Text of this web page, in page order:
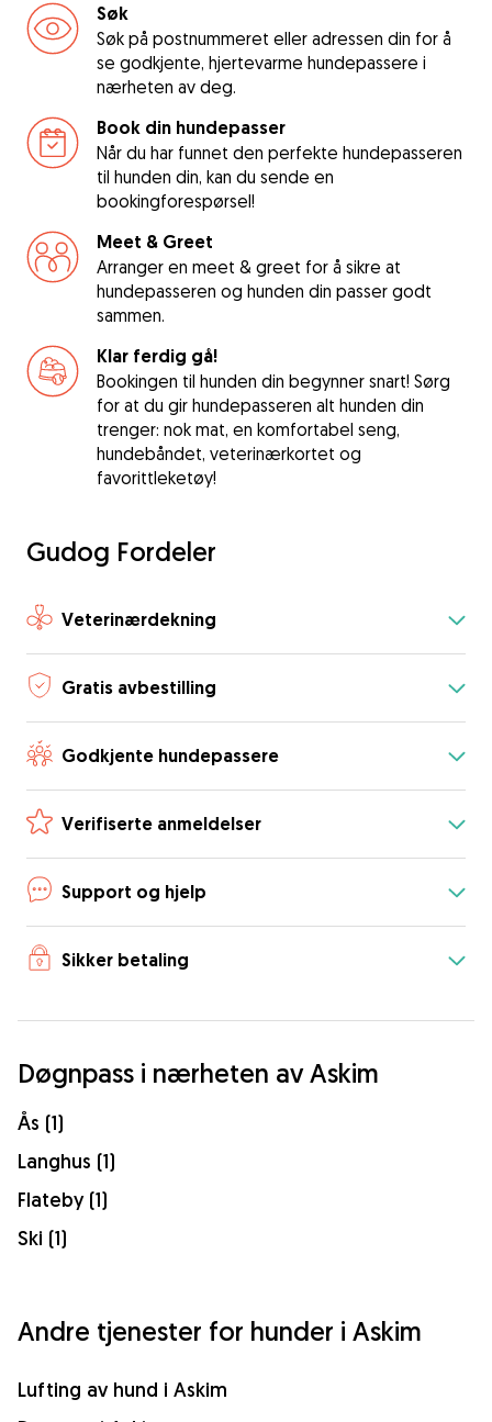
Søk
Søk på postnummeret eller adressen din for å
se godkjente, hjertevarme hundepassere i
nærheten av deg.
Book din hundepasser
Når du har funnet den perfekte hundepasseren
til hunden din, kan du sende en
bookingforespørsel!
Meet & Greet
Arranger en meet & greet for å sikre at
hundepasseren og hunden din passer godt
sammen.
Klar ferdig gå!
Bookingen til hunden din begynner snart! Sørg
for at du gir hundepasseren alt hunden din
trenger: nok mat, en komfortabel seng,
hundebåndet, veterinærkortet og
favorittleketøy!
Gudog Fordeler
Veterinærdekning
Gratis avbestilling
Godkjente hundepassere
Verifiserte anmeldelser
Support og hjelp
Sikker betaling
Døgnpass i nærheten av Askim
Ås (1)
Langhus (1)
Flateby (1)
Ski (1)
Andre tjenester for hunder i Askim
Lufting av hund i Askim